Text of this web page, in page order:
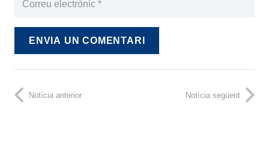
ENVIA UN COMENTARI
Notícia anterior Notícia següent